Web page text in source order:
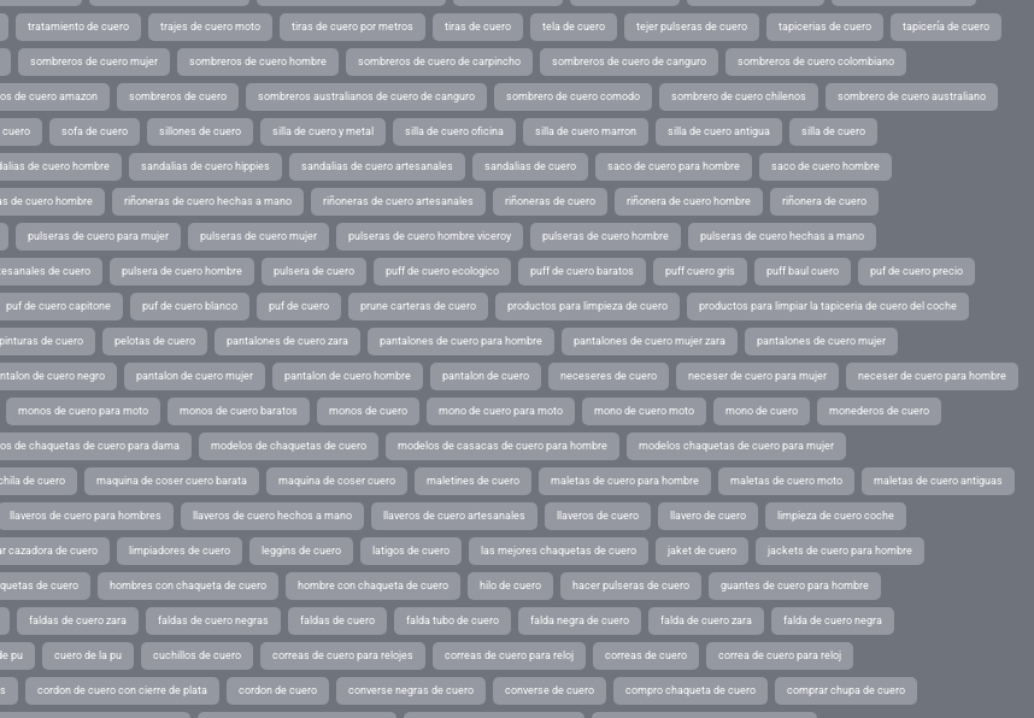
tratamiento de cuero trajes de cuero moto tiras de cuero por metros tiras de cuero tela de cuero tejer pulseras de cuero tapicerias de cuero tapicería de cuero
sombreros de cuero mujer sombreros de cuero hombre sombreros de cuero de carpincho sombreros de cuero de canguro sombreros de cuero colombiano
de cuero amazon sombreros de cuero sombreros australianos de cuero de canguro sombrero de cuero comodo sombrero de cuero chilenos sombrero de cuero australiano
cuero sofa de cuero sillones de cuero silla de cuero y metal silla de cuero oficina silla de cuero marron silla de cuero antigua silla de cuero
de cuero hombre sandalias de cuero hippies sandalias de cuero artesanales sandalias de cuero saco de cuero para hombre saco de cuero hombre
de cuero hombre riñoneras de cuero hechas a mano riñoneras de cuero artesanales riñoneras de cuero riñonera de cuero hombre riñonera de cuero
pulseras de cuero para mujer pulseras de cuero mujer pulseras de cuero hombre viceroy pulseras de cuero hombre pulseras de cuero hechas a mano
de cuero pulsera de cuero hombre pulsera de cuero puff de cuero ecologico puff de cuero baratos puff cuero gris puff baul cuero puf de cuero precio
puf de cuero capitone puf de cuero blanco puf de cuero prune carteras de cuero productos para limpieza de cuero productos para limpiar la tapiceria de cuero del coche
pinturas de cuero pelotas de cuero pantalones de cuero zara pantalones de cuero para hombre pantalones de cuero mujer zara pantalones de cuero mujer
de cuero negro pantalon de cuero mujer pantalon de cuero hombre pantalon de cuero neceseres de cuero neceser de cuero para mujer neceser de cuero para hombre
monos de cuero para moto monos de cuero baratos monos de cuero mono de cuero para moto mono de cuero moto mono de cuero monederos de cuero
de chaquetas de cuero para dama modelos de chaquetas de cuero modelos de casacas de cuero para hombre modelos chaquetas de cuero para mujer
de cuero maquina de coser cuero barata maquina de coser cuero maletines de cuero maletas de cuero para hombre maletas de cuero moto maletas de cuero antiguas
llaveros de cuero para hombres llaveros de cuero hechos a mano llaveros de cuero artesanales llaveros de cuero llavero de cuero limpieza de cuero coche
cazadora de cuero limpiadores de cuero leggins de cuero latigos de cuero las mejores chaquetas de cuero jaket de cuero jackets de cuero para hombre
de cuero hombres con chaqueta de cuero hombre con chaqueta de cuero hilo de cuero hacer pulseras de cuero guantes de cuero para hombre
faldas de cuero zara faldas de cuero negras faldas de cuero falda tubo de cuero falda negra de cuero falda de cuero zara falda de cuero negra
pu cuero de la pu cuchillos de cuero correas de cuero para relojes correas de cuero para reloj correas de cuero correa de cuero para reloj
cordon de cuero con cierre de plata cordon de cuero converse negras de cuero converse de cuero compro chaqueta de cuero comprar chupa de cuero